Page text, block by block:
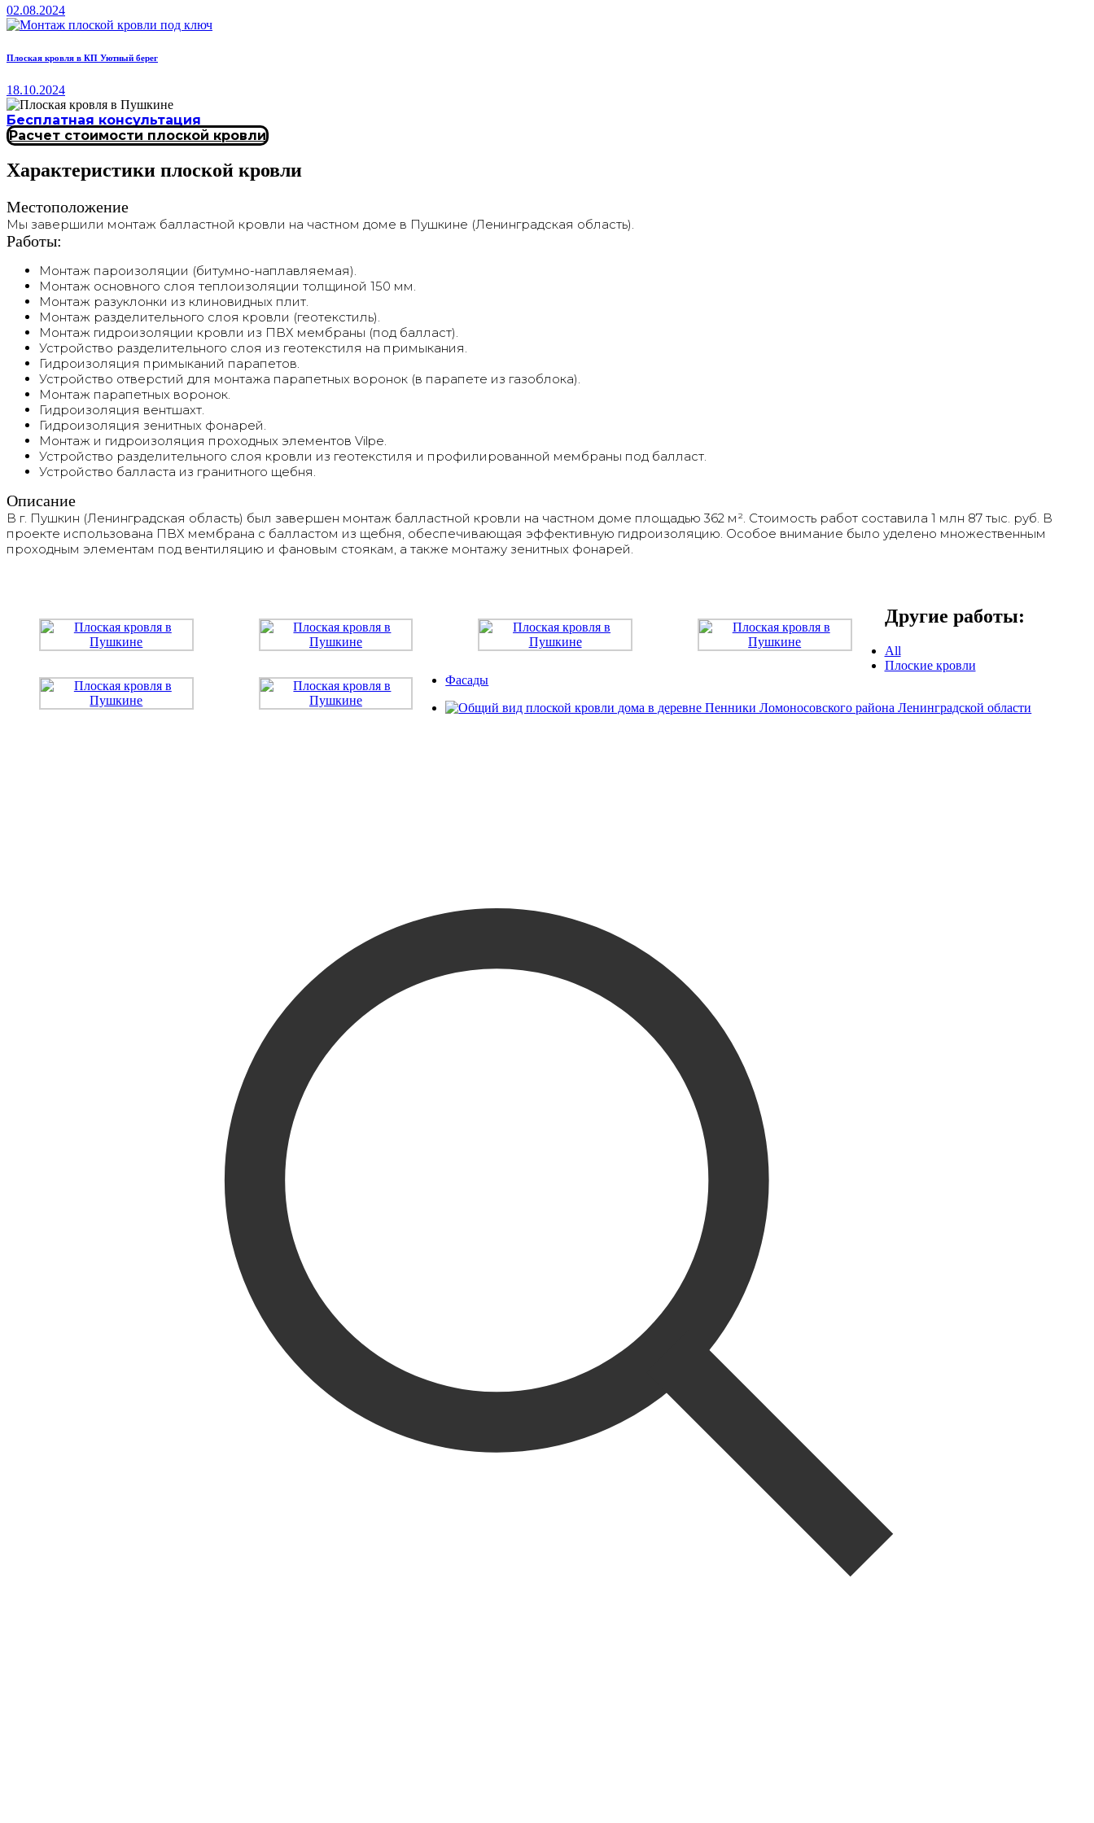
02.08.2024
Плоская кровля в КП Уютный берег
18.10.2024
Бесплатная консультация
Расчет стоимости плоской кровли
Характеристики плоской кровли
Местоположение
Мы завершили монтаж балластной кровли на частном доме в Пушкине (Ленинградская область).
Работы:
Монтаж пароизоляции (битумно-наплавляемая).
Монтаж основного слоя теплоизоляции толщиной 150 мм.
Монтаж разуклонки из клиновидных плит.
Монтаж разделительного слоя кровли (геотекстиль).
Монтаж гидроизоляции кровли из ПВХ мембраны (под балласт).
Устройство разделительного слоя из геотекстиля на примыкания.
Гидроизоляция примыканий парапетов.
Устройство отверстий для монтажа парапетных воронок (в парапете из газоблока).
Монтаж парапетных воронок.
Гидроизоляция вентшахт.
Гидроизоляция зенитных фонарей.
Монтаж и гидроизоляция проходных элементов Vilpe.
Устройство разделительного слоя кровли из геотекстиля и профилированной мембраны под балласт.
Устройство балласта из гранитного щебня.
Описание
В г. Пушкин (Ленинградская область) был завершен монтаж балластной кровли на частном доме площадью 362 м². Стоимость работ составила 1 млн 87 тыс. руб. В
проекте использована ПВХ мембрана с балластом из щебня, обеспечивающая эффективную гидроизоляцию. Особое внимание было уделено множественным
проходным элементам под вентиляцию и фановым стоякам, а также монтажу зенитных фонарей.
Другие работы:
All
Плоские кровли
Фасады